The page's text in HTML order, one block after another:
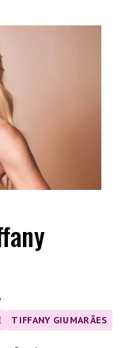
TIFFANY GIUMARÃES